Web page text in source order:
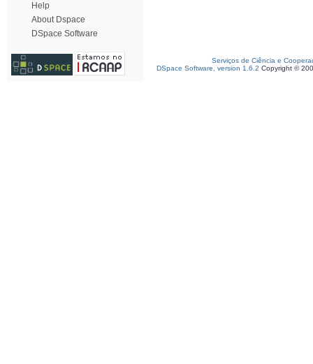
Help
About Dspace
DSpace Software
Serviços de Ciência e
DSpace Software, version 1.6.2 Copyright ©